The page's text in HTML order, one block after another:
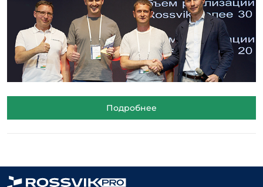
Подробнее